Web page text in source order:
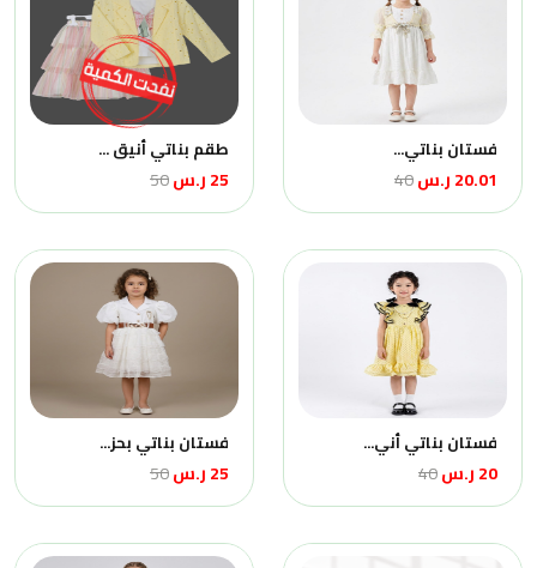
فستان بناتي...
20.01 ر.س 40
طقم بناتي أنيق ...
25 ر.س 50
فستان بناتي أني...
20 ر.س 40
فستان بناتي بحز...
25 ر.س 50